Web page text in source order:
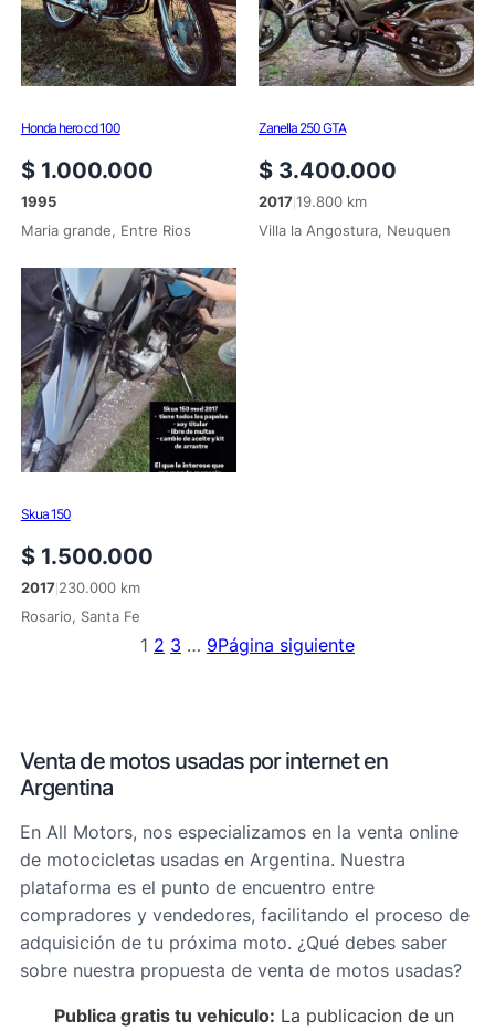
Honda hero cd 100
$1.000.000
1995
Maria grande, Entre Rios
Zanella 250 GTA
$ 3.400.000
201719.800 km
Villa la Angostura, Neuquen
Skua 150
$1.500.000
2017| 230.000 km
Rosario, Santa Fe
1 2 3 … 9Página siguiente
Venta de motos usadas por internet en
Argentina
En All Motors, nos especializamos en la venta online
de motocicletas usadas en Argentina. Nuestra
plataforma es el punto de encuentro entre
compradores y vendedores, facilitando el proceso de
adquisición de tu próxima moto. ¿Qué debes saber
sobre nuestra propuesta de venta de motos usadas?
Publica gratis tu vehiculo: La publicacion de un